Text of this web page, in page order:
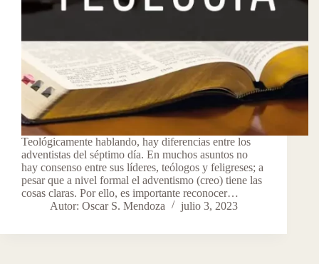
Teológicamente hablando, hay diferencias entre los
adventistas del séptimo día. En muchos asuntos no
hay consenso entre sus líderes, teólogos y feligreses; a
pesar que a nivel formal el adventismo (creo) tiene las
cosas claras. Por ello, es importante reconocer…
Autor: Oscar S. Mendoza
julio 3, 2023